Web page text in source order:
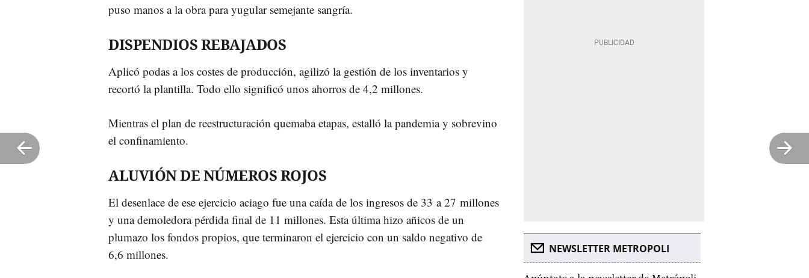
puso manos a la obra para yugular semejante sangría.
DISPENDIOS REBAJADOS
Aplicó podas a los costes de producción, agilizó la gestión de los inventarios y
recortó la plantilla. Todo ello significó unos ahorros de 4,2 millones.
Mientras el plan de reestructuración quemaba etapas, estalló la pandemia y sobrevino
el confinamiento.
ALUVIÓN DE NÚMEROS ROJOS
El desenlace de ese ejercicio aciago fue una caída de los ingresos de 33 a 27 millones
y una demoledora pérdida final de 11 millones. Esta última hizo añicos de un
plumazo los fondos propios, que terminaron el ejercicio con un saldo negativo de
6,6 millones.
NEWSLETTER METROPOLI